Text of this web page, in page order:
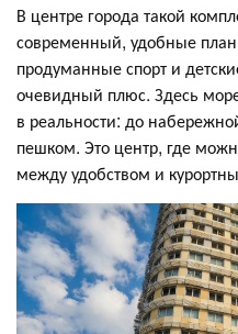
В центре города такой
современный, удобные
продуманные спорт и
очевидный плюс. Здесь
в реальности: до
пешком. Это центр, где
между удобством и